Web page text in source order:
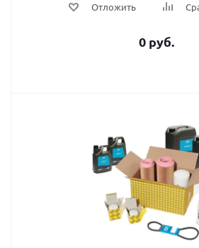
Отложить
0 руб.